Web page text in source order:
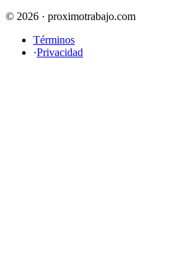
© 2026 · proximotrabajo.com
Términos
·Privacidad